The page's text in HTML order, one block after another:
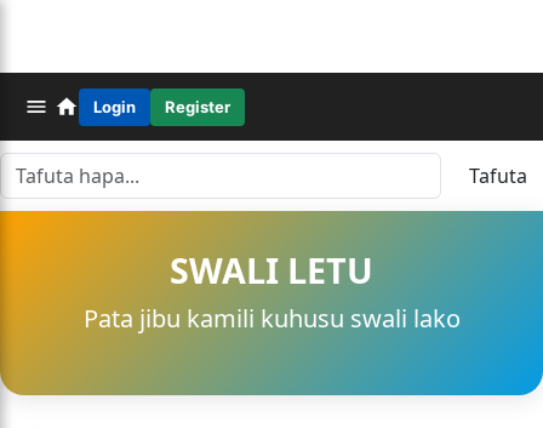
Login Register
Tafuta
SWALI LETU
Pata jibu kamili kuhusu swali lako